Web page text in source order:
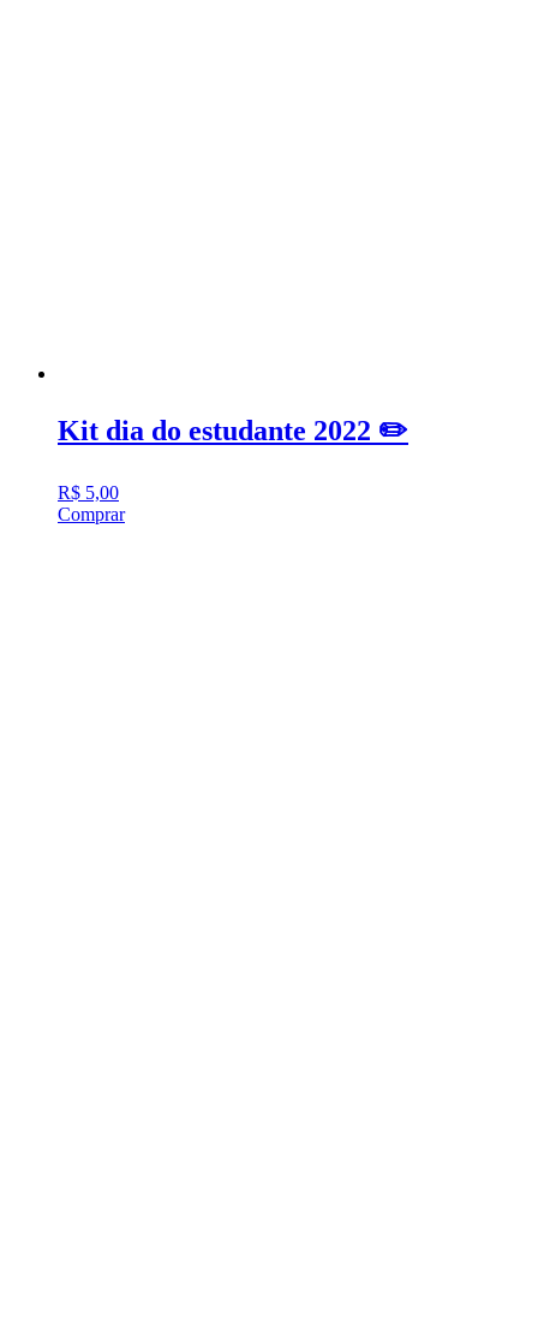
Kit dia do estudante 2022 ✏️
R$ 5,00
Comprar